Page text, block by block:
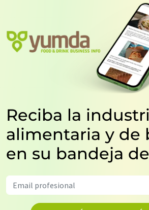
Reciba la
alimentaria y de
en su bandeja